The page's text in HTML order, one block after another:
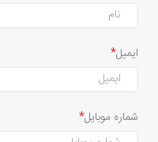
ایمیل
شماره موبایل